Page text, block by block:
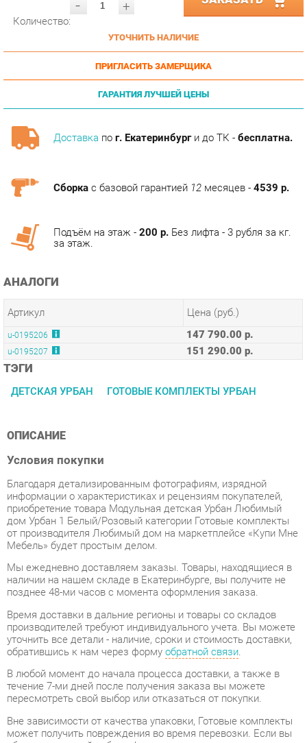
УТОЧНИТЬ НАЛИЧИЕ
ПРИГЛАСИТЬ ЗАМЕРЩИКА
ГАРАНТИЯ ЛУЧШЕЙ ЦЕНЫ
Доставкапог. Екатеринбурги до ТК -бесплатна.
АНАЛОГИ
Артикул
u-0195206 147 790.00 р.
u-0195207 151 290.00 р.
ТЭГИ
ДЕТСКАЯ УРБАН ГОТОВЫЕ КОМПЛЕКТЫ УРБАН
ОПИСАНИЕ
Благодаря детализированным фотографиям, изрядной
информации о характеристиках и рецензиям покупателей,
приобретение товара Модульная детская Урбан Любимый
дом Урбан 1 Белый/Розовый категории Готовые комплекты
от производителя Любимый дом на маркетплейсе «Купи Мне
Мебель» будет простым делом.
Мы ежедневно доставляем заказы. Товары, находящиеся в
наличии на нашем складе в Екатеринбурге, вы получите не
позднее 48-ми часов с момента оформления заказа.
Время доставки в дальние регионы и товары со складов
производителей требуют индивидуального учета. Вы можете
уточнить все детали - наличие, сроки и стоимость доставки,
В любой момент до начала процесса доставки, а также в
течение 7-ми дней после получения заказа вы можете
пересмотреть свой выбор или отказаться от покупки.
Вне зависимости от качества упаковки, Готовые комплекты
может получить повреждения во время перевозки. Если вы
обнаружите какой-либо дефект при получении товара, мы
незамедлительно заменим поврежденный элемент.
Передоставление замененного товара не будет стоить вам
ни копейки.